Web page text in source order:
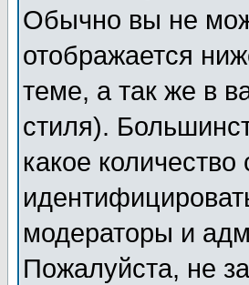
Обычно вы не
отображается
теме, а так же в
стиля).
какое
модераторы и
Пожалуйста, не